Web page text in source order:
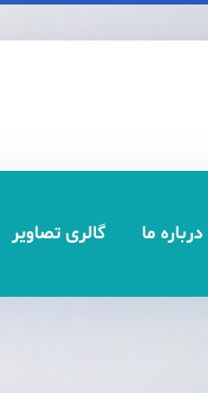
درباره ما گالری تصاویر